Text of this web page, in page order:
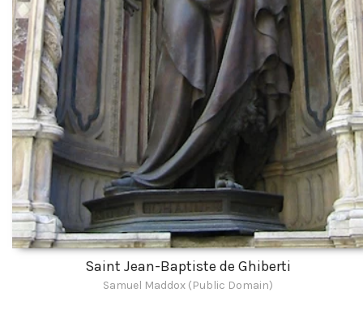
Saint Jean-Baptiste de Ghiberti
Samuel Maddox (Public Domain)